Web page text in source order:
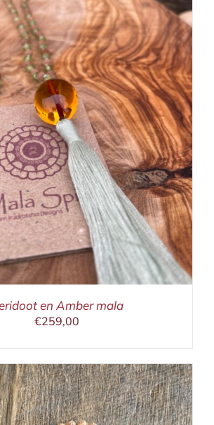
en Amber mala
€259,00